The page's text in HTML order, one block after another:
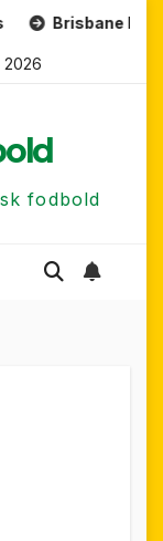
Roar
2026
fodbold